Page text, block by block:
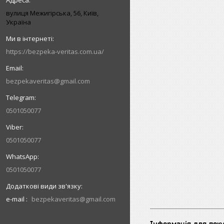
вулиця Межигірська, 56, Київ,
Україна
https://bezpeka-veritas.com.ua/
bezpekaveritas@gmail.com
0501050077
0501050077
0501050077
e-mail bezpekaveritas@gmail.com